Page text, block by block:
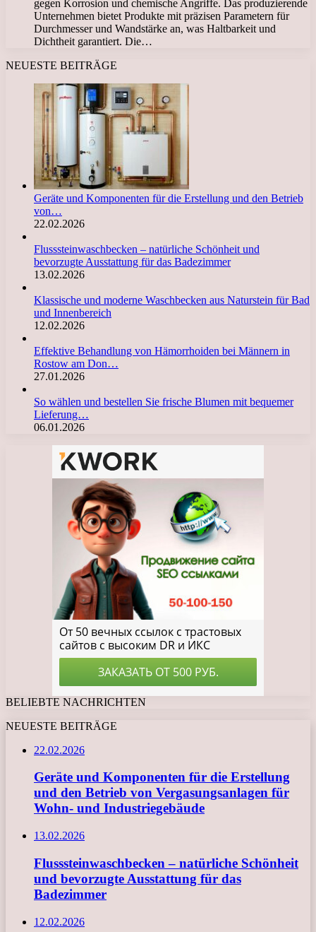
gegen Korrosion und chemische Angriffe. Das produzierende
Unternehmen bietet Produkte mit präzisen Parametern für
Durchmesser und Wandstärke an, was Haltbarkeit und
Dichtheit garantiert. Die…
NEUESTE BEITRÄGE
Geräte und Komponenten für die Erstellung und den Betrieb
von…
22.02.2026
Flusssteinwaschbecken – natürliche Schönheit und
bevorzugte Ausstattung für das Badezimmer
13.02.2026
Klassische und moderne Waschbecken aus Naturstein für Bad
und Innenbereich
12.02.2026
Effektive Behandlung von Hämorrhoiden bei Männern in
Rostow am Don…
27.01.2026
So wählen und bestellen Sie frische Blumen mit bequemer
Lieferung…
06.01.2026
BELIEBTE NACHRICHTEN
NEUESTE BEITRÄGE
22.02.2026
Geräte und Komponenten für die Erstellung
und den Betrieb von Vergasungsanlagen für
Wohn- und Industriegebäude
13.02.2026
Flusssteinwaschbecken – natürliche Schönheit
und bevorzugte Ausstattung für das
Badezimmer
12.02.2026